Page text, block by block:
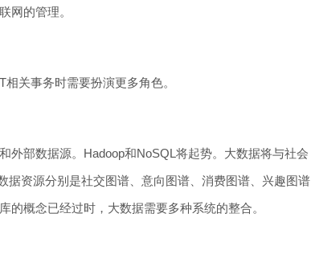
网的管理。
关事务时需要扮演更多角色。
外部数据源。Hadoop和NoSQL将起势。大数据将与社会
据资源分别是社交图谱、意向图谱、消费图谱、兴趣图谱
的概念已经过时，大数据需要多种系统的整合。